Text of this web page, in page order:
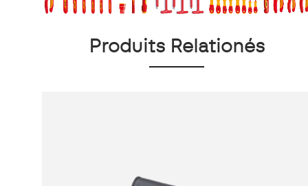
Produits Relationés